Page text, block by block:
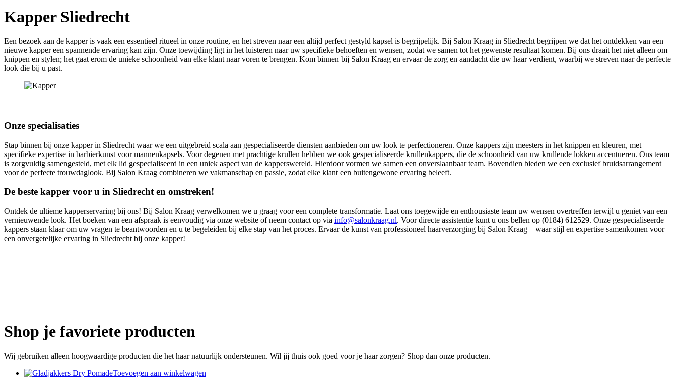
Kapper Sliedrecht
Een bezoek aan de kapper is vaak een essentieel ritueel in onze routine, en het streven naar een altijd perfect gestyld kapsel is begrijpelijk. Bij Salon Kraag in Sliedrecht begrijpen we dat het ontdekken van een
nieuwe kapper een spannende ervaring kan zijn. Onze toewijding ligt in het luisteren naar uw specifieke behoeften en wensen, zodat we samen tot het gewenste resultaat komen. Bij ons draait het niet alleen om
knippen en stylen; het gaat erom de unieke schoonheid van elke klant naar voren te brengen. Kom binnen bij Salon Kraag en ervaar de zorg en aandacht die uw haar verdient, waarbij we streven naar de perfecte
look die bij u past.
Onze specialisaties
Stap binnen bij onze kapper in Sliedrecht waar we een uitgebreid scala aan gespecialiseerde diensten aanbieden om uw look te perfectioneren. Onze kappers zijn meesters in het knippen en kleuren, met
specifieke expertise in barbierkunst voor mannenkapsels. Voor degenen met prachtige krullen hebben we ook gespecialiseerde krullenkappers, die de schoonheid van uw krullende lokken accentueren. Ons team
is zorgvuldig samengesteld, met elk lid gespecialiseerd in een uniek aspect van de kapperswereld. Hierdoor vormen we samen een onverslaanbaar team. Bovendien bieden we een exclusief bruidsarrangement
voor de perfecte trouwdaglook. Bij Salon Kraag combineren we vakmanschap en passie, zodat elke klant een buitengewone ervaring beleeft.
De beste kapper voor u in Sliedrecht en omstreken!
Ontdek de ultieme kapperservaring bij ons! Bij Salon Kraag verwelkomen we u graag voor een complete transformatie. Laat ons toegewijde en enthousiaste team uw wensen overtreffen terwijl u geniet van een
vernieuwende look. Het boeken van een afspraak is eenvoudig via onze website of neem contact op via info@salonkraag.nl. Voor directe assistentie kunt u ons bellen op (0184) 612529. Onze gespecialiseerde
kappers staan klaar om uw vragen te beantwoorden en u te begeleiden bij elke stap van het proces. Ervaar de kunst van professioneel haarverzorging bij Salon Kraag – waar stijl en expertise samenkomen voor
een onvergetelijke ervaring in Sliedrecht bij onze kapper!
Shop je favoriete producten
Wij gebruiken alleen hoogwaardige producten die het haar natuurlijk ondersteunen. Wil jij thuis ook goed voor je haar zorgen? Shop dan onze producten.
Toevoegen aan winkelwagen